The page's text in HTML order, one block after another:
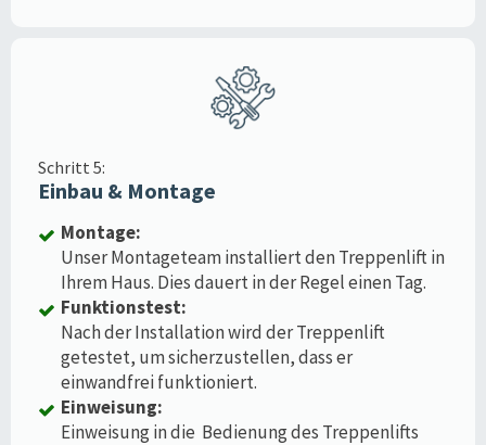
Schritt 5:
Einbau & Montage
Montage:
Unser Montageteam installiert den Treppenlift in
Ihrem Haus. Dies dauert in der Regel einen Tag.
Funktionstest:
Nach der Installation wird der Treppenlift
getestet, um sicherzustellen, dass er
einwandfrei funktioniert.
Einweisung:
Einweisung in die Bedienung des Treppenlifts